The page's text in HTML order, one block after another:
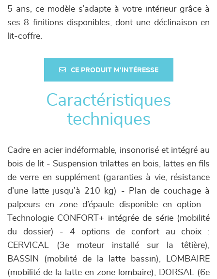
5 ans, ce modèle s’adapte à votre intérieur grâce à
ses 8 finitions disponibles, dont une déclinaison en
lit-coffre.
CE PRODUIT M'INTÉRESSE
Caractéristiques
techniques
Cadre en acier indéformable, insonorisé et intégré au
bois de lit - Suspension trilattes en bois, lattes en fils
de verre en supplément (garanties à vie, résistance
d’une latte jusqu’à 210 kg) - Plan de couchage à
palpeurs en zone d’épaule disponible en option -
Technologie CONFORT+ intégrée de série (mobilité
du dossier) - 4 options de confort au choix :
CERVICAL (3e moteur installé sur la têtière),
BASSIN (mobilité de la latte bassin), LOMBAIRE
(mobilité de la latte en zone lombaire), DORSAL (6e